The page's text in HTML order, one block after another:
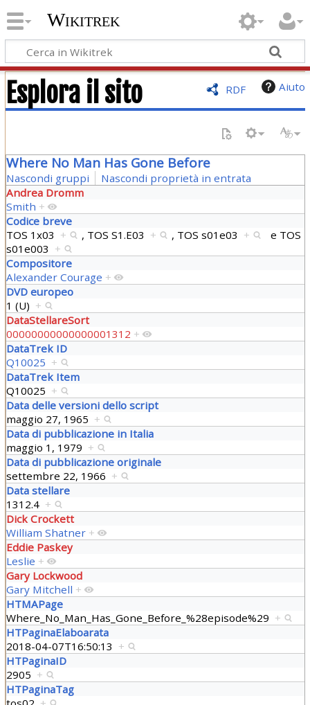
Wikitrek
RDF Aiuto
Esplora il sito
Where No Man Has Gone Before
Nascondi gruppi
Nascondi proprietà in entrata
Andrea Dromm
Smith +
Codice breve
TOS 1x03 + , TOS S1.E03 + , TOS s01e03 + e TOS
s01e003 +
Compositore
Alexander Courage +
DVD europeo
1 (U) +
DataStellareSort
00000000000000001312 +
DataTrek ID
Q10025 +
DataTrek Item
Q10025 +
Data delle versioni dello script
maggio 27, 1965 +
Data di pubblicazione in Italia
maggio 1, 1979 +
Data di pubblicazione originale
settembre 22, 1966 +
Data stellare
1312.4 +
Dick Crockett
William Shatner +
Eddie Paskey
Leslie +
Gary Lockwood
Gary Mitchell +
HTMAPage
Where_No_Man_Has_Gone_Before_%28episode%29 +
HTPaginaElaboarata
2018-04-07T16:50:13 +
HTPaginaID
2905 +
HTPaginaTag